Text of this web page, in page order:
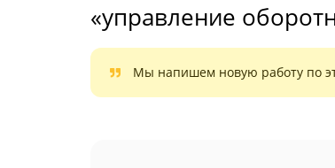
«управление
Мы напишем новую работу по